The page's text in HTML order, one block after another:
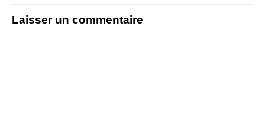
Laisser un commentaire